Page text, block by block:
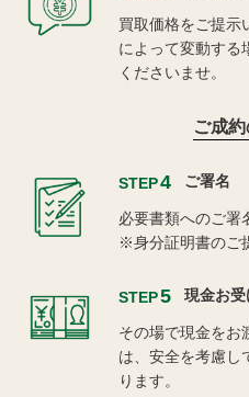
買取価格をご提示
によって変動する
くださいませ。
ご成
STEP4 ご署名
必要書類へのご署
※身分証明書のご
STEP5 現金お受
その場で現金をお
は、安全を考慮し
ります。